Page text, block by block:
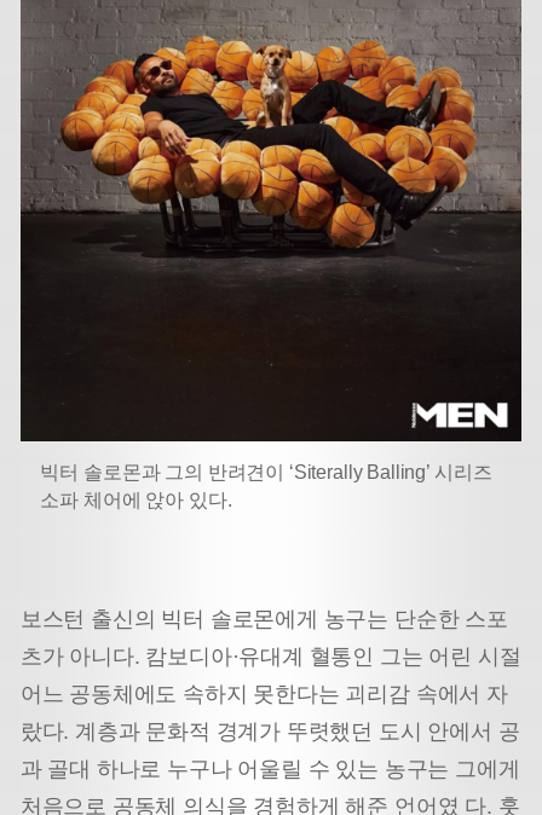
빅터 솔로몬과 그의 반려견이 ‘Siterally Balling’ 시리즈
소파 체어에 앉아 있다.
보스턴 출신의 빅터 솔로몬에게 농구는 단순한 스포
츠가 아니다. 캄보디아·유대계 혈통인 그는 어린 시절
어느 공동체에도 속하지 못한다는 괴리감 속에서 자
랐다. 계층과 문화적 경계가 뚜렷했던 도시 안에서 공
과 골대 하나로 누구나 어울릴 수 있는 농구는 그에게
처음으로 공동체 의식을 경험하게 해준 언어였 다. 훗